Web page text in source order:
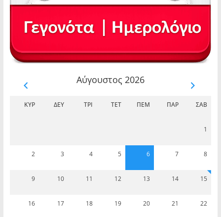
Αύγουστος 2026
ΚΥΡ ΔΕΥ ΤΡΊ ΤΕΤ ΠΈΜ ΠΑΡ ΣΆΒ
1
2 3 4 5 6 7 8
9 10 11 12 13 14 15
16 17 18 19 20 21 22